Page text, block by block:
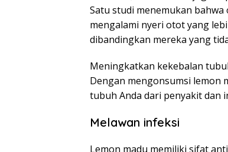
Satu studi menemukan
mengalami nyeri otot yang
dibandingkan mereka yang
Meningkatkan kekebalan
Dengan mengonsumsi lemon
tubuh Anda dari penyakit dan
Melawan infeksi
Lemon madu memiliki sifat